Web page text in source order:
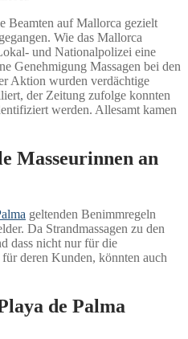
Beamten auf Mallorca gezielt
Wie das Mallorca
und Nationalpolizei eine
Genehmigung Massagen bei den
Aktion wurden verdächtige
der Zeitung zufolge konnten
werden. Allesamt kamen
Masseurinnen an
geltenden Benimmregeln
Da Strandmassagen zu den
dass nicht nur für die
deren Kunden, könnten auch
de Palma